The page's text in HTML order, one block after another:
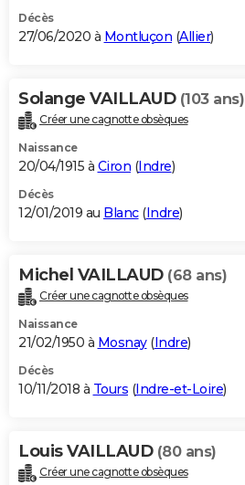
Décès
27/06/2020 à Montluçon (Allier)
Solange VAILLAUD (103 ans)
Créer une cagnotte obsèques
Naissance
20/04/1915 à Ciron (Indre)
Décès
12/01/2019 au Blanc(Indre)
Michel VAILLAUD (68 ans)
Créer une cagnotte obsèques
Naissance
21/02/1950 à Mosnay(Indre)
Décès
10/11/2018 à Tours (Indre-et-Loire)
Louis VAILLAUD (80 ans)
Créer une cagnotte obsèques